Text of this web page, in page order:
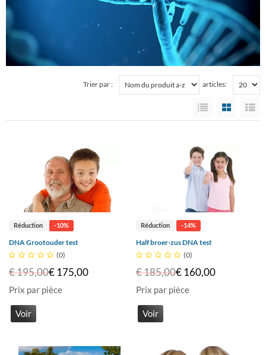
Trier par : articles:
Réduction -10%
DNA Grootouder test
     (0)
€ 195,00€ 175,00
Prix par pièce
Voir
Réduction -14%
Half broer-zus DNA test
     (0)
€ 185,00€ 160,00
Prix par pièce
Voir